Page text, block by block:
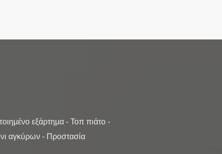
εξάρτημα - Τοπ πιάτο -
αγκύρων - Προστασία